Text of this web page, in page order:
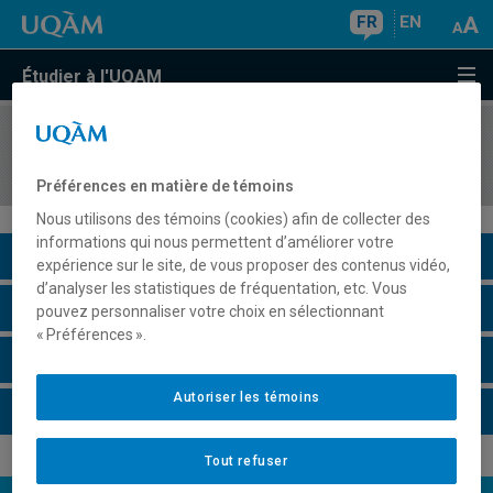
FR EN
Étudier à l'UQAM
COURS//
Description du cours
Horaire - Été 2026
Préférences en matière de témoins
Nous utilisons des témoins (cookies) afin de collecter des
informations qui nous permettent d’améliorer votre
expérience sur le site, de vous proposer des contenus vidéo,
d’analyser les statistiques de fréquentation, etc. Vous
pouvez personnaliser votre choix en sélectionnant
« Préférences ».
Tout refuser
Autoriser les témoins